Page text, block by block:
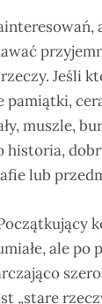
Jeśli
muszle,
historia,
lub
ale
„stare